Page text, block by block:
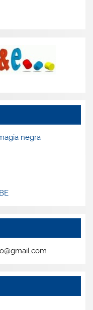
negra